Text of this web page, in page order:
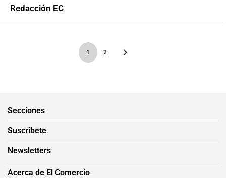
Redacción EC
1 2
Secciones
Suscríbete
Newsletters
Acerca de El Comercio